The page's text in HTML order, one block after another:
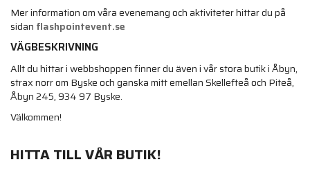
Mer information om våra evenemang och aktiviteter hittar du på
sidan flashpointevent.se
VÄGBESKRIVNING
Allt du hittar i webbshoppen finner du även i vår stora butik i Åbyn,
strax norr om Byske och ganska mitt emellan Skellefteå och Piteå,
Åbyn 245, 934 97 Byske.
Välkommen!
HITTA TILL VÅR BUTIK!